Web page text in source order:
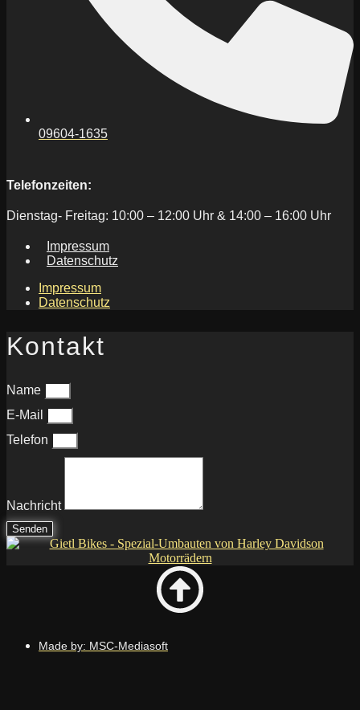
09604-1635
Telefonzeiten:
Dienstag- Freitag: 10:00 – 12:00 Uhr & 14:00 – 16:00 Uhr
Impressum
Datenschutz
Impressum
Datenschutz
Kontakt
Name
E-Mail
Telefon
Nachricht
Senden
Made by: MSC-Mediasoft